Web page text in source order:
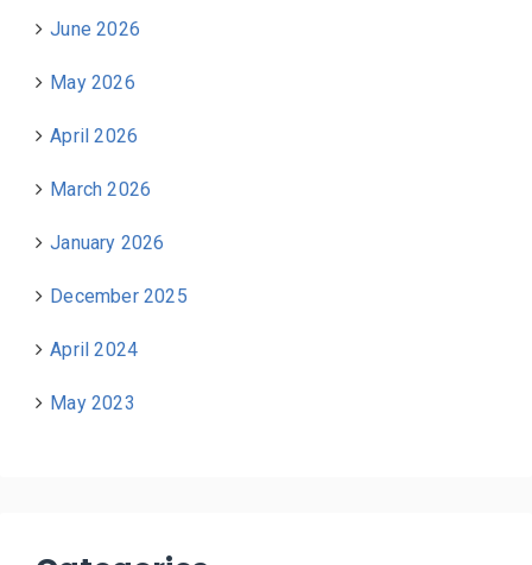
June 2026
May 2026
April 2026
March 2026
January 2026
December 2025
April 2024
May 2023